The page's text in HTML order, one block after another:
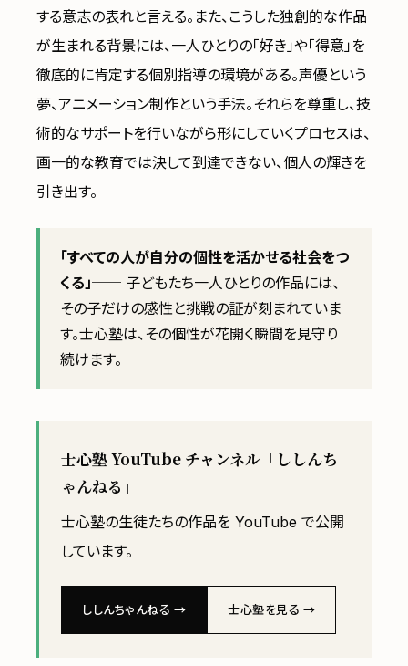
する意志の表れと言える。また、こうした独創的な作品
が生まれる背景には、一人ひとりの「好き」や「得意」を
徹底的に肯定する個別指導の環境がある。声優という
夢、アニメーション制作という手法。それらを尊重し、技
術的なサポートを行いながら形にしていくプロセスは、
画一的な教育では決して到達できない、個人の輝きを
引き出す。
「すべての人が自分の個性を活かせる社会をつ
くる」── 子どもたち一人ひとりの作品には、
その子だけの感性と挑戦の証が刻まれていま
す。士心塾は、その個性が花開く瞬間を見守り
続けます。
士心塾 YouTube チャンネル「ししんち
ゃんねる」
士心塾の生徒たちの作品を YouTube で公開
しています。
ししんちゃんねる → 士心塾を見る →